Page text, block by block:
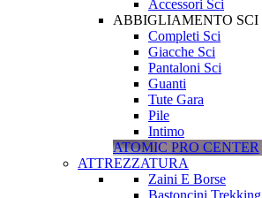
Accessori Sci
ABBIGLIAMENTO SCI
Completi Sci
Giacche Sci
Pantaloni Sci
Guanti
Tute Gara
Pile
Intimo
ATOMIC PRO CENTER
ATTREZZATURA
Zaini E Borse